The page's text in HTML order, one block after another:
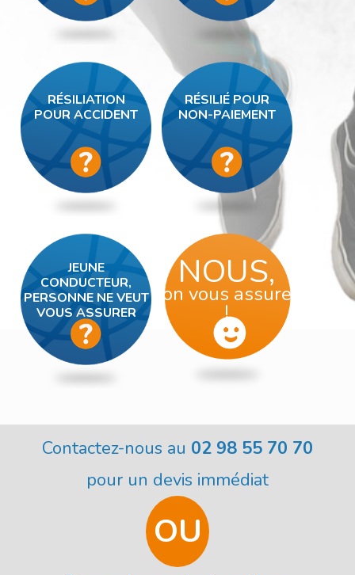
RÉSILIATION
POUR ACCIDENT
RÉSILIÉ POUR
NON-PAIEMENT
JEUNE
CONDUCTEUR,
PERSONNE NE VEUT
VOUS ASSURER
NOUS,
on vous assure
!
Contactez-nous au 02 98 55 70 70
pour un devis immédiat
OU